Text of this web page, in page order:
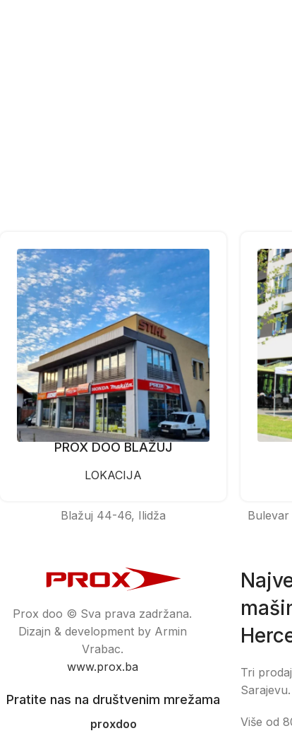
PROX DOO BLAŽUJ
LOKACIJA
Blažuj 44-46, Ilidža Bulevar
Prox doo © Sva prava zadržana.
Dizajn & development by Armin
Vrabac.
www.prox.ba
Pratite nas na društvenim mrežama
proxdoo
Tri
Sarajevu.
Više od